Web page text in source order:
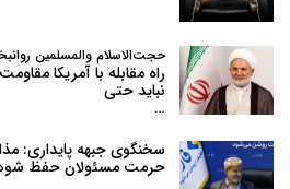
حجت‌الاسلام والمسلمین
راه مقابله با آمریکا
نباید حتی
…
سخنگوی جبهه پایداری:
حرمت مسئولان حفظ